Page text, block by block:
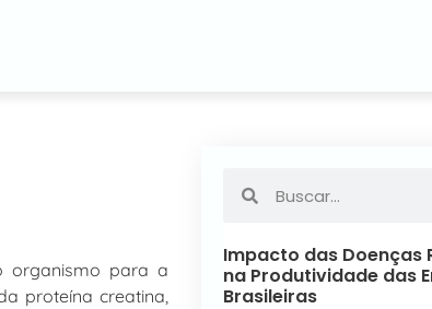
organismo para a
proteína creatina,
Impacto das Doenças
na Produtividade das
Brasileiras